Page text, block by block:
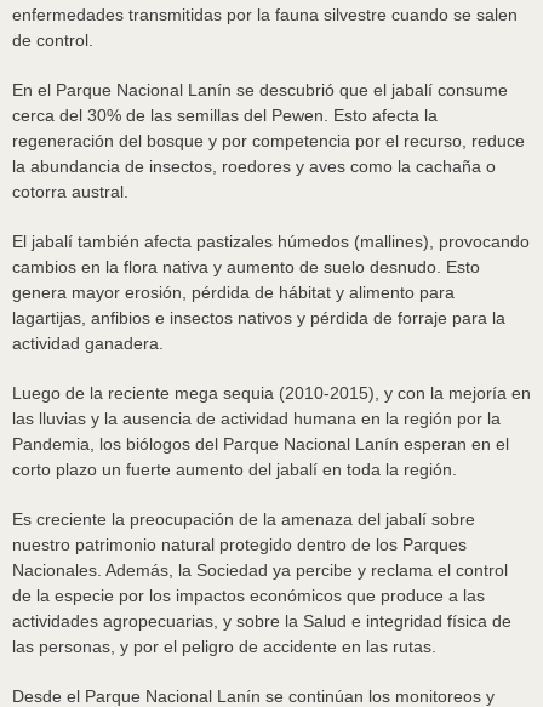
enfermedades transmitidas por la fauna silvestre cuando se salen
de control.
En el Parque Nacional Lanín se descubrió que el jabalí consume
cerca del 30% de las semillas del Pewen. Esto afecta la
regeneración del bosque y por competencia por el recurso, reduce
la abundancia de insectos, roedores y aves como la cachaña o
cotorra austral.
El jabalí también afecta pastizales húmedos (mallines), provocando
cambios en la flora nativa y aumento de suelo desnudo. Esto
genera mayor erosión, pérdida de hábitat y alimento para
lagartijas, anfibios e insectos nativos y pérdida de forraje para la
actividad ganadera.
Luego de la reciente mega sequia (2010-2015), y con la mejoría en
las lluvias y la ausencia de actividad humana en la región por la
Pandemia, los biólogos del Parque Nacional Lanín esperan en el
corto plazo un fuerte aumento del jabalí en toda la región.
Es creciente la preocupación de la amenaza del jabalí sobre
nuestro patrimonio natural protegido dentro de los Parques
Nacionales. Además, la Sociedad ya percibe y reclama el control
de la especie por los impactos económicos que produce a las
actividades agropecuarias, y sobre la Salud e integridad física de
las personas, y por el peligro de accidente en las rutas.
Desde el Parque Nacional Lanín se continúan los monitoreos y